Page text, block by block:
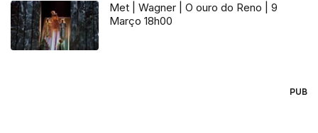
Met | Wagner | O ouro do Reno | 9
Março 18h00
PUB